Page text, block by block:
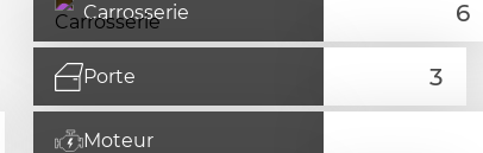
Carrosserie
Porte
Moteur